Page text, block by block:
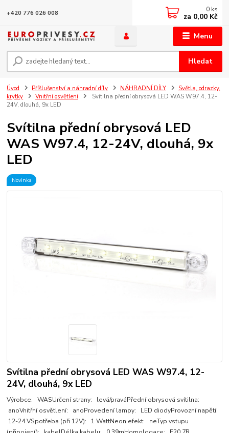
Menu
Hledat
+420 776 026 008 0 ks
za 0,00 Kč
Úvod Příšlušenství a náhradní díly NÁHRADNÍ DÍLY
Světla, odrazky,
krytky
Vnitřní osvětlení
Svítilna přední obrysová LED WAS W97.4, 12-
24V, dlouhá, 9x LED
Svítilna přední obrysová LED
WAS W97.4, 12-24V, dlouhá, 9x
LED
Novinka
Svítilna přední obrysová LED WAS W97.4, 12-
24V, dlouhá, 9x LED
Výrobce: WASUrčení strany: levá/praváPřední obrysová svítilna:
anoVnitřní osvětlení: anoProvedení lampy: LED diodyProvozní napětí:
12-24 VSpotřeba (při 12V): 1 WattNeon efekt: neTyp vstupu